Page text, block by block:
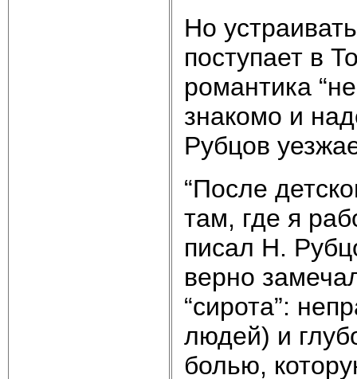
Но
поступает в
романтика
знакомо и
Рубцов
“После
там, где я
писал Н.
верно
“сирота”:
людей) и
болью,